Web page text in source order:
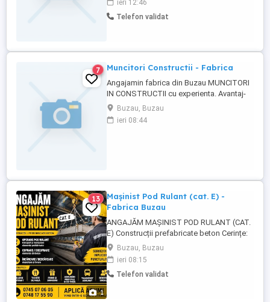
ieri 12:46
Telefon validat
7 Muncitori Constructii - Fabrica
Angajamin fabrica din Buzau MUNCITORI
IN CONSTRUCTII cu experienta. Avantaj-
calificarea in domeniu. Program fix: 8h zi
luni- vineri. Se ofera: salariul stabilit dupa
proba de lucru + tichete 40 lei zi + prime +
Buzau, Buzau
ieri 08:44
1
13
Mașinist Pod Rulant (cat. E) -
Fabrica Buzau
ANGAJĂM MAȘINIST POD RULANT (CAT.
E) Construcții prefabricate beton Cerințe:
Calificare pod rulant (cat. E) Studii: școală
profesională liceu 3 6 luni experiență
(avantaj) Seriozitate și punctualitate
Responsabilități: Operare pod rulant +
Buzau, Buzau
ieri 08:15
Telefon validat